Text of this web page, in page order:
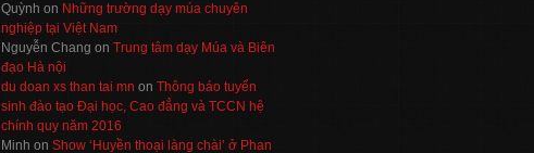
Quỳnh on Những trường dạy múa chuyên
nghiệp tại Việt Nam
Nguyễn Chang on Trung tâm dạy Múa và Biên
đạo Hà nội
du doan xs than tai mn on Thông báo tuyển
sinh đào tạo Đại học, Cao đẳng và TCCN hệ
chính quy năm 2016
Minh on Show ‘Huyền thoại làng chài’ ở Phan